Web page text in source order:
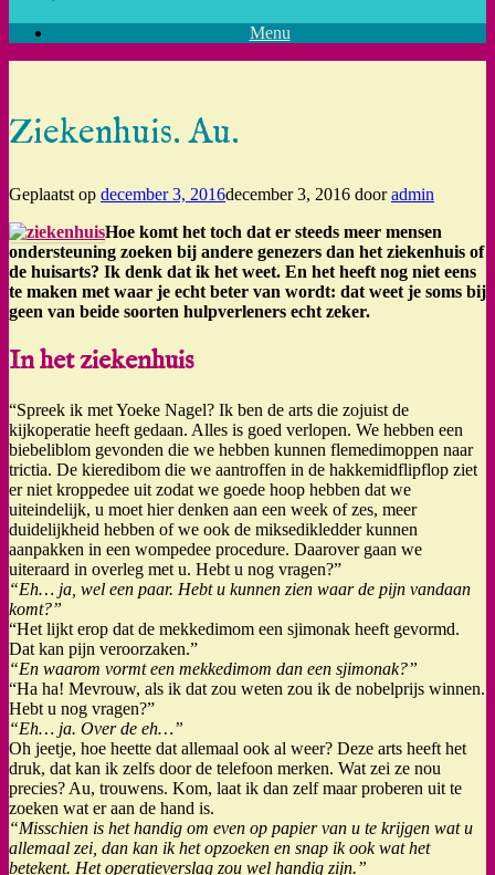
Menu
Ziekenhuis. Au.
Geplaatst op december 3, 2016december 3, 2016 dooradmin
Hoe komt het toch dat er steeds meer mensen
ondersteuning zoeken bij andere genezers dan het ziekenhuis of
de huisarts? Ik denk dat ik het weet. En het heeft nog niet eens
te maken met waar je echt beter van wordt: dat weet je soms bij
geen van beide soorten hulpverleners echt zeker.
In het ziekenhuis
“Spreek ik met Yoeke Nagel? Ik ben de arts die zojuist de
kijkoperatie heeft gedaan. Alles is goed verlopen. We hebben een
biebeliblom gevonden die we hebben kunnen flemedimoppen naar
trictia. De kieredibom die we aantroffen in de hakkemidflipflop ziet
er niet kroppedee uit zodat we goede hoop hebben dat we
uiteindelijk, u moet hier denken aan een week of zes, meer
duidelijkheid hebben of we ook de miksedikledder kunnen
aanpakken in een wompedee procedure. Daarover gaan we
uiteraard in overleg met u. Hebt u nog vragen?”
“Eh… ja, wel een paar. Hebt u kunnen zien waar de pijn vandaan
komt?”
“Het lijkt erop dat de mekkedimom een sjimonak heeft gevormd.
Dat kan pijn veroorzaken.”
“En waarom vormt een mekkedimom dan een sjimonak?”
“Ha ha! Mevrouw, als ik dat zou weten zou ik de nobelprijs winnen.
Hebt u nog vragen?”
“Eh… ja. Over de eh…”
Oh jeetje, hoe heette dat allemaal ook al weer? Deze arts heeft het
druk, dat kan ik zelfs door de telefoon merken. Wat zei ze nou
precies? Au, trouwens. Kom, laat ik dan zelf maar proberen uit te
zoeken wat er aan de hand is.
“Misschien is het handig om even op papier van u te krijgen wat u
allemaal zei, dan kan ik het opzoeken en snap ik ook wat het
betekent. Het operatieverslag zou wel handig zijn.”